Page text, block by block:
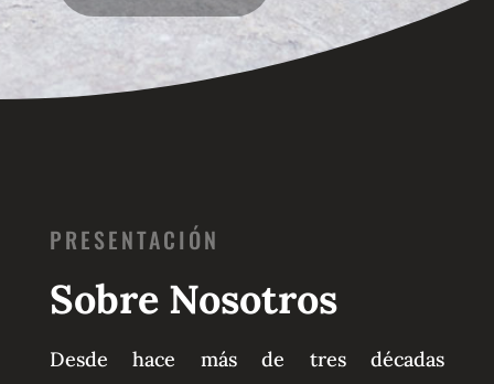
PRESENTACIÓN
Sobre Nosotros
Desde hace más de tres décadas